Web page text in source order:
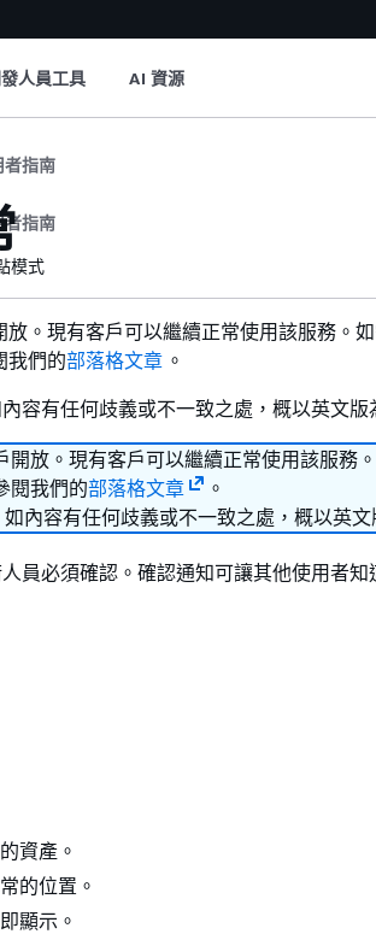
人員工具 AI 資源
者指南
者指南
模式
。現有客戶可以繼續正常使用該服務。
我們的部落格文章 。
容有任何歧義或不一致之處，概以英文版
放。現有客戶可以繼續正常使用該服務
閱我們的部落格文章
。
內容有任何歧義或不一致之處，概以英文
員必須確認。確認通知可讓其他使用者知
資產。
的位置。
顯示。